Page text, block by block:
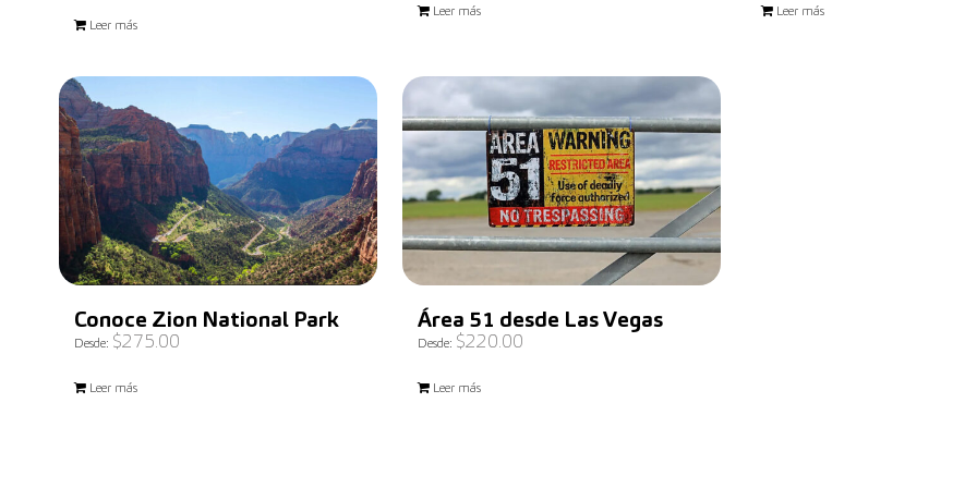
Leer más
Leer más Leer más
Conoce Zion National Park
Desde: $275.00
Leer más
Área 51 desde Las Vegas
Desde: $220.00
Leer más